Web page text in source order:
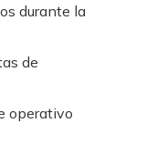
durante la
de
operativo